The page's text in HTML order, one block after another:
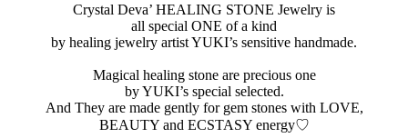
Crystal Deva’ HEALING STONE Jewelry is
all special ONE of a kind
by healing jewelry artist YUKI’s sensitive handmade.
Magical healing stone are precious one
by YUKI’s special selected.
And They are made gently for gem stones with LOVE,
BEAUTY and ECSTASY energy♡